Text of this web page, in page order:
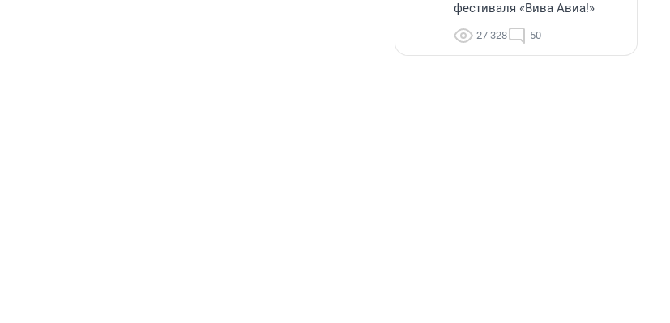
фестиваля «Вива Авиа!»
27 328 50